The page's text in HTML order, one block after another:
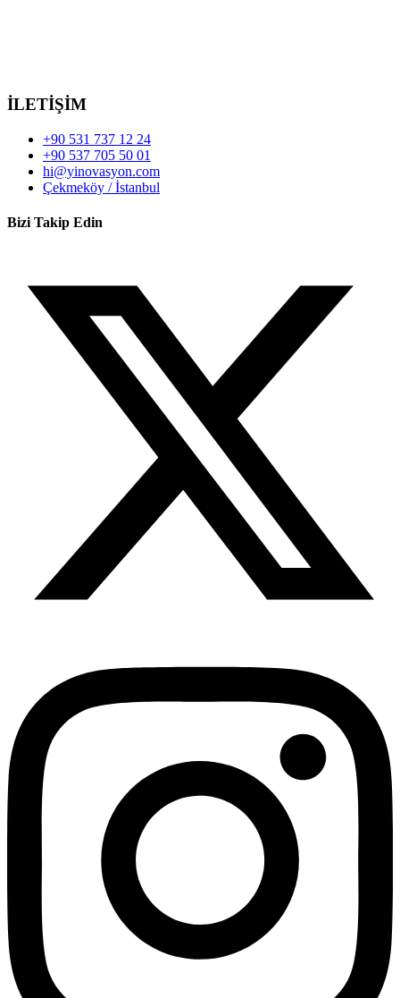
İLETİŞİM
+90 531 737 12 24
+90 537 705 50 01
hi@yinovasyon.com
Çekmeköy / İstanbul
Bizi Takip Edin